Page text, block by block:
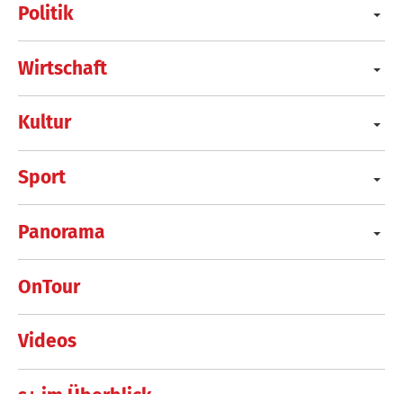
Politik
Wirtschaft
Kultur
Sport
Panorama
OnTour
Videos